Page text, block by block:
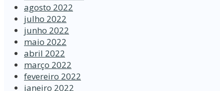
agosto 2022
julho 2022
junho 2022
maio 2022
abril 2022
março 2022
fevereiro 2022
janeiro 2022